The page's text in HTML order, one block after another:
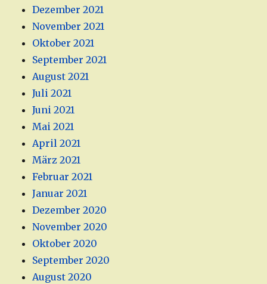
Dezember 2021
November 2021
Oktober 2021
September 2021
August 2021
Juli 2021
Juni 2021
Mai 2021
April 2021
März 2021
Februar 2021
Januar 2021
Dezember 2020
November 2020
Oktober 2020
September 2020
August 2020